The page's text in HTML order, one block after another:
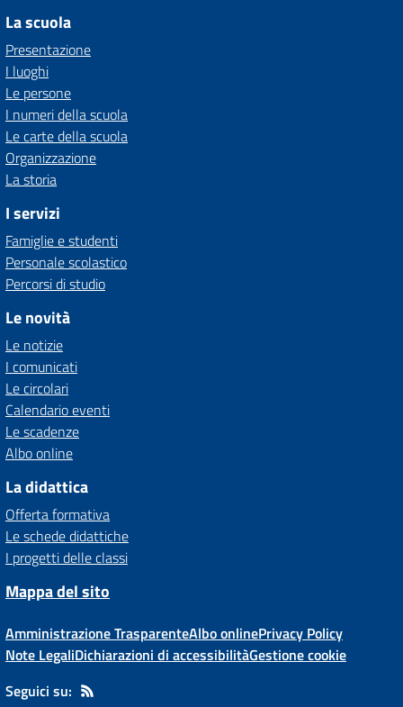
La scuola
Presentazione
I luoghi
Le persone
I numeri della scuola
Le carte della scuola
Organizzazione
La storia
I servizi
Famiglie e studenti
Personale scolastico
Percorsi di studio
Le novità
Le notizie
I comunicati
Le circolari
Calendario eventi
Le scadenze
Albo online
La didattica
Offerta formativa
Le schede didattiche
I progetti delle classi
Mappa del sito
Amministrazione TrasparenteAlbo onlinePrivacy Policy
Note LegaliDichiarazioni di accessibilitàGestione cookie
Seguici su: